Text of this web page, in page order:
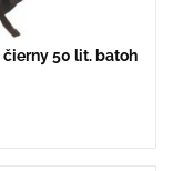
čierny 50 lit. batoh